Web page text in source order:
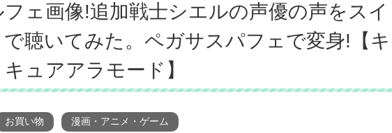
ェ画像!追加戦士シエルの声優の声をスイ
聴いてみた。ペガサスパフェで変身!【キ
ュアアラモード】
お買い物 漫画・アニメ・ゲーム